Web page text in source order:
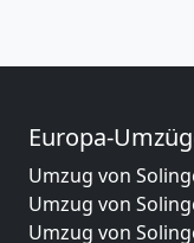
Europa-
Umzug von
Umzug von
Umzug von